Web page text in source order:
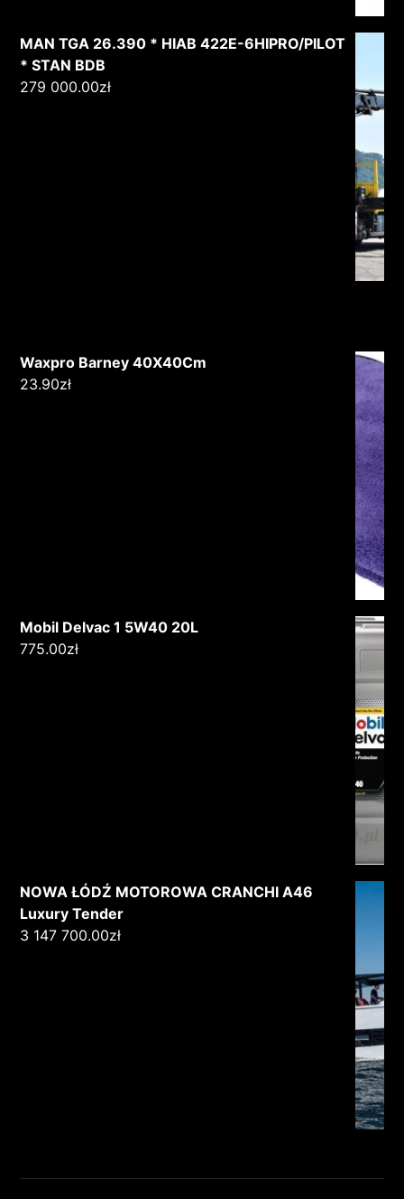
MAN TGA 26.390 * HIAB 422E-6HIPRO/PILOT
* STAN BDB
279 000.00zł
Waxpro Barney 40X40Cm
23.90zł
Mobil Delvac 1 5W40 20L
775.00zł
NOWA ŁÓDŹ MOTOROWA CRANCHI A46
Luxury Tender
3 147 700.00zł